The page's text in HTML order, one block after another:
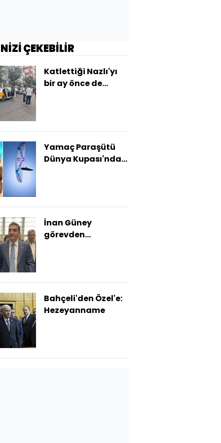
ÇEKEBİLİR
Katlettiği Nazlı'yı
bir ay önce de
Yamaç Paraşütü
Dünya Kupası'nda
İnan Güney
görevden
Bahçeli'den Özel'e:
Hezeyanname